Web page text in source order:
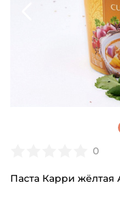
0
Паста Карри жёлтая